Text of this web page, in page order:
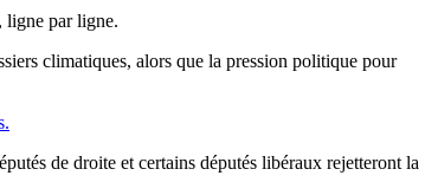
ligne par ligne.
climatiques, alors que la pression politique pour
de droite et certains députés libéraux rejetteront la